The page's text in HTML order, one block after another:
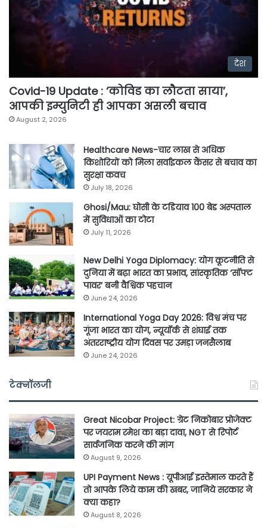
देश
Covid-19 Update : ‘कोविड का लौटता साया’,
आपकी इम्युनिटी ही आपका असली बचाव
August 2, 2026
Healthcare News-चार लाख से अधिक
किशोरियों को मिला सर्वाइकल कैंसर से बचाव का
सुरक्षा कवच
July 18, 2026
Ghosi/Mau: घोसी के टडियाव 100 बेड अस्पताल
में सुविधाओं का टोटा
July 11, 2026
New Delhi Yoga Diplomacy: योग कूटनीति से
दुनिया में बढ़ा भारत का प्रभाव, सांस्कृतिक ‘सॉफ्ट
पावर’ बनी वैश्विक पहचान
June 24, 2026
International Yoga Day 2026: विश्व मंच पर
गूंजा भारत का योग, न्यूयॉर्क से शंघाई तक
अंतरराष्ट्रीय योग दिवस पर उमड़ा जनसैलाब
June 24, 2026
टेक्नॉलजी
Great Nicobar Project: ग्रेट निकोबार प्रोजेक्ट
पर जयराम रमेश का बड़ा दावा, NGT से रिपोर्ट
सार्वजनिक करने की मांग
August 9, 2026
UPI Payment News : यूपीआई इस्तेमाल करते हैं
तो आपके लिये काम की खबर, जानिये सरकार ने
क्या कहा?
August 8, 2026